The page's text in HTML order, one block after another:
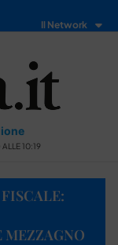
Il Network
10:19